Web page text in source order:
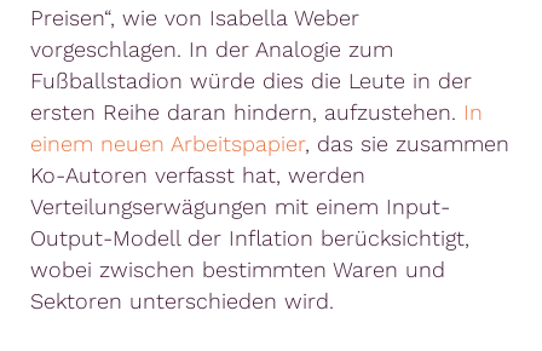
Preisen“, wie von Isabella Weber
vorgeschlagen. In der Analogie zum
Fußballstadion würde dies die Leute in der
ersten Reihe daran hindern, aufzustehen. In
einem neuen Arbeitspapier, das sie zusammen
Ko-Autoren verfasst hat, werden
Verteilungserwägungen mit einem Input-
Output-Modell der Inflation berücksichtigt,
wobei zwischen bestimmten Waren und
Sektoren unterschieden wird.